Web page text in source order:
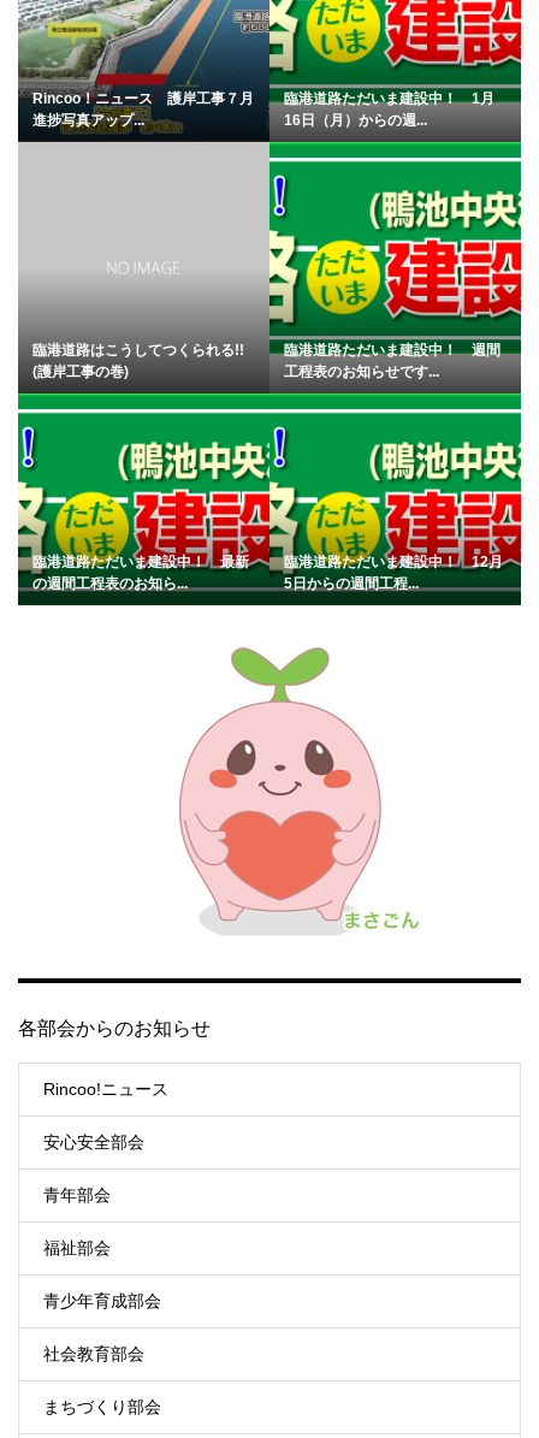
Rincoo！ニュース 護岸工事７月
進捗写真アップ...
臨港道路ただいま建設中！ 1月
16日（月）からの週...
臨港道路はこうしてつくられる!!
(護岸工事の巻)
臨港道路ただいま建設中！ 週間
工程表のお知らせです...
臨港道路ただいま建設中！ 最新
の週間工程表のお知ら...
臨港道路ただいま建設中！ 12月
5日からの週間工程...
各部会からのお知らせ
Rincoo!ニュース
安心安全部会
青年部会
福祉部会
青少年育成部会
社会教育部会
まちづくり部会